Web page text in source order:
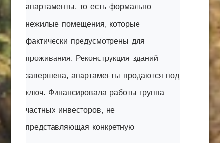
апартаменты, то есть формально
нежилые помещения, которые
фактически предусмотрены для
проживания. Реконструкция зданий
завершена, апартаменты продаются под
ключ. Финансировала работы группа
частных инвесторов, не
представляющая конкретную